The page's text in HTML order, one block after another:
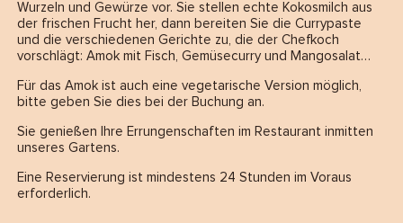
Wurzeln und Gewürze vor. Sie stellen echte Kokosmilch aus
der frischen Frucht her, dann bereiten Sie die Currypaste
und die verschiedenen Gerichte zu, die der Chefkoch
vorschlägt: Amok mit Fisch, Gemüsecurry und Mangosalat…
Für das Amok ist auch eine vegetarische Version möglich,
bitte geben Sie dies bei der Buchung an.
Sie genießen Ihre Errungenschaften im Restaurant inmitten
unseres Gartens.
Eine Reservierung ist mindestens 24 Stunden im Voraus
erforderlich.